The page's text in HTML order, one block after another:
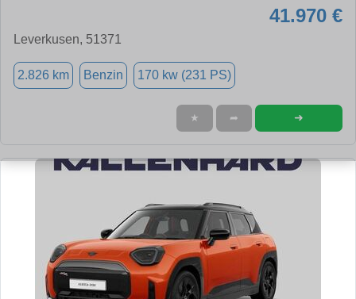
41.970 €
Leverkusen, 51371
2.826 km Benzin 170 kw (231 PS)
★ ➦ ➜